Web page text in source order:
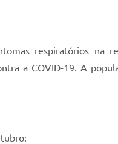
respiratórios na
a COVID-19. A